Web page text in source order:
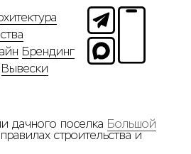
Брендинг
Вывески
дачного поселка Большой
строительства и